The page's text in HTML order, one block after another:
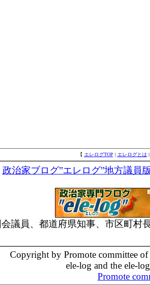
【 エレログTOP | エレログとは
政治家ブログ”エレログ”地方議員
会議員、都道府県知事、市区町村
Copyright by Promote committee
ele-log and the ele-
Promote